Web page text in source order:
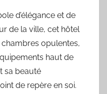
d’élégance et de
de la ville, cet hôtel
opulentes,
haut de
sa beauté
de repère en soi.